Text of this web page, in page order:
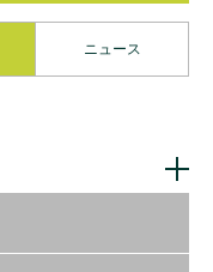
ニュース